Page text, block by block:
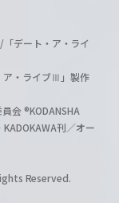
デート・ア・ライ
ア・ライブⅢ」製作
会 ®KODANSHA
刊／オー
Reserved.